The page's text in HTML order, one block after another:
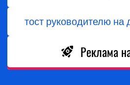
тост руководителю на
Реклама